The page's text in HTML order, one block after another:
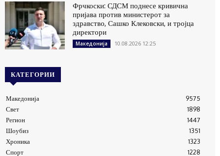
Фрчкоски: СДСМ поднесе кривична
пријава против министерот за
здравство, Сашко Клековски, и тројца
директори
Македонија 10.08.2026 12:25
КАТЕГОРИИ
Македонија
9575
Свет
1898
Регион
1447
Шоубиз
1351
Хроника
1323
Спорт
1228